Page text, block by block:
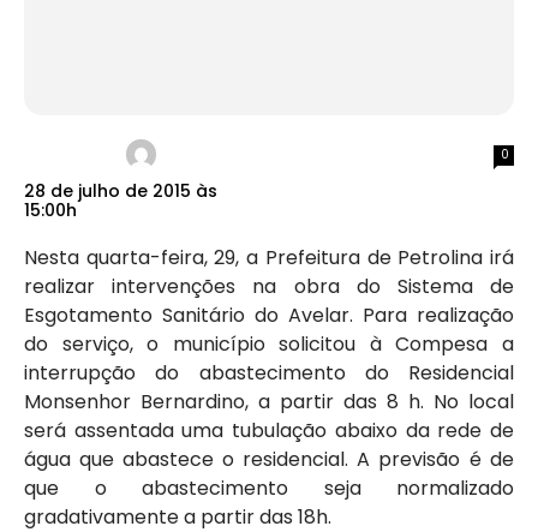
28 de julho de 2015 às
15:00h
0
Nesta quarta-feira, 29, a Prefeitura de Petrolina irá
realizar intervenções na obra do Sistema de
Esgotamento Sanitário do Avelar. Para realização
do serviço, o município solicitou à Compesa a
interrupção do abastecimento do Residencial
Monsenhor Bernardino, a partir das 8 h. No local
será assentada uma tubulação abaixo da rede de
água que abastece o residencial. A previsão é de
que o abastecimento seja normalizado
gradativamente a partir das 18h.